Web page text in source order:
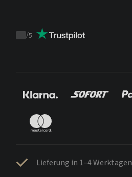
Trustpilot
/5
Lieferung in 1–4 Werktagen